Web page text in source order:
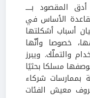
المقصود بــــ
الأساس في
أسباب أشكلتها
خصوصا وأنّها
والتملّك. ويبرز
مسلكا بحثيًا
بممارسات شركاء
معيش الفئات